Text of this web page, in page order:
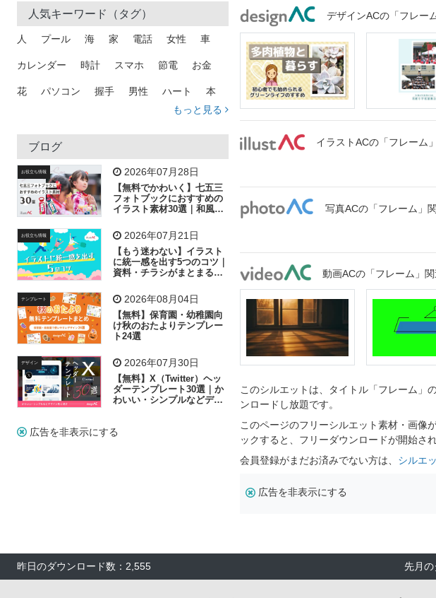
人気キーワード（タグ）
人 プール 海 家 電話 女性 車
カレンダー 時計 スマホ 節電 お金
花 パソコン 握手 男性 ハート 本
トラック 木
吹き出し
飛行機 グラフ ビル 魚 家族 書類
歩く 工場 会社 太陽 キラキラ
子供 作業員 相談 ピクトグラム
もっと見る
ブログ
お役立ち情報 2026年07月28日
【無料でかわいく】七五三
フォトブックにおすすめの
イラスト素材30選｜和風の
お役立ち情報 2026年07月21日
【もう迷わない】イラスト
に統一感を出す5つのコツ｜
資料・チラシがまとまるフ
テンプレート 2026年08月04日
【無料】保育園・幼稚園向
け秋のおたよりテンプレー
ト24選
デザイン 2026年07月30日
【無料】X（Twitter）ヘッ
ダーテンプレート30選｜か
わいい・シンプルなどデザ
広告を非表示にする
デザインACの「フレー
イラストACの「フレーム
写真ACの「フレーム」
動画ACの「フレーム」
このシルエットは、タイトル「フレーム」
ンロードし放題です。
このページのフリーシルエット素材・画像
ックすると、フリーダウンロードが開始され
会員登録がまだお済みでない方は、 シルエ
広告を非表示にする
昨日のダウンロード数：2,555 先月